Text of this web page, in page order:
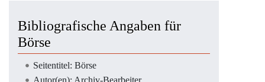
Bibliografische Angaben für
Börse
Seitentitel: Börse